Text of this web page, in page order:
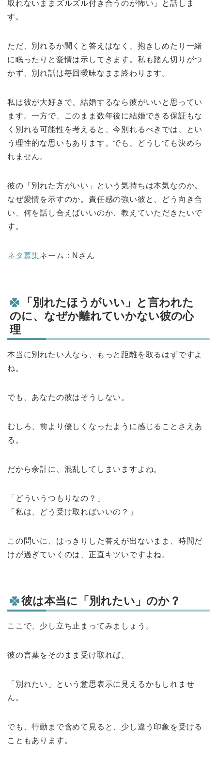
取れないままズルズル付き合うのが怖い」と話しま
す。
ただ、別れるか聞くと答えはなく、抱きしめたり一緒
に眠ったりと愛情は示してきます。私も踏ん切りがつ
かず、別れ話は毎回曖昧なまま終わります。
私は彼が大好きで、結婚するなら彼がいいと思ってい
ます。一方で、このまま数年後に結婚できる保証もな
く別れる可能性を考えると、今別れるべきでは、とい
う理性的な思いもあります。でも、どうしても決めら
れません。
彼の「別れた方がいい」という気持ちは本気なのか。
なぜ愛情を示すのか。責任感の強い彼と、どう向き合
い、何を話し合えばいいのか、教えていただきたいで
す。
ネタ募集ネーム：Nさん
「別れたほうがいい」と言われた
のに、なぜか離れていかない彼の心
理
本当に別れたい人なら、もっと距離を取るはずですよ
ね。
でも、あなたの彼はそうしない。
むしろ、前より優しくなったように感じることさえあ
る。
だから余計に、混乱してしまいますよね。
「どういうつもりなの？」
「私は、どう受け取ればいいの？」
この問いに、はっきりした答えが出ないまま、時間だ
けが過ぎていくのは、正直キツいですよね。
彼は本当に「別れたい」のか？
ここで、少し立ち止まってみましょう。
彼の言葉をそのまま受け取れば、
「別れたい」という意思表示に見えるかもしれませ
ん。
でも、行動まで含めて見ると、少し違う印象を受ける
こともあります。